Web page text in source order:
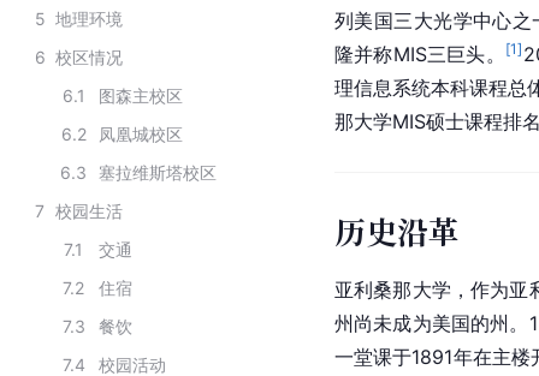
5 地理环境
6 校区情况
6.1
图森主校区
6.2
凤凰城校区
6.3
塞拉维斯塔校区
7 校园生活
7.1
交通
7.2
住宿
7.3
餐饮
7.4
校园活动
列美国三大光学中心
隆并称MIS三巨头。
[1]
理信息系统本科课程总
那大学MIS硕士课程排
历史沿革
亚利桑那大学，作为亚
州尚未成为美国的州。
一堂课于1891年在主